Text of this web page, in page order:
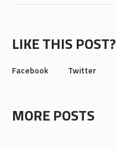
LIKE THIS POST?
Facebook Twitter
MORE POSTS